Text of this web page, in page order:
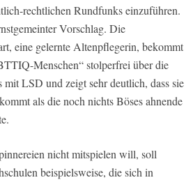
rechtlichen Rundfunks einzuführen.
Vorschlag. Die
eine gelernte Altenpflegerin, bekommt
Menschen“ stolperfrei über die
LSD und zeigt sehr deutlich, dass sie
als die noch nichts Böses ahnende
nicht mitspielen will, soll
beispielsweise, die sich in